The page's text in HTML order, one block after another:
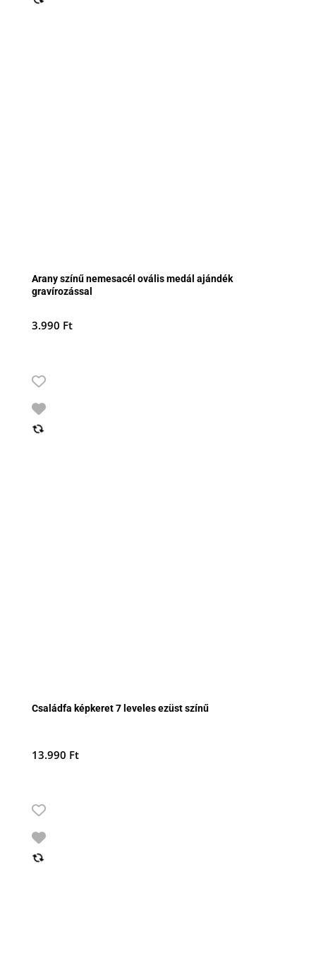
Arany színű nemesacél ovális medál ajándék
gravírozással
3.990 Ft
Családfa képkeret 7 leveles ezüst színű
13.990 Ft